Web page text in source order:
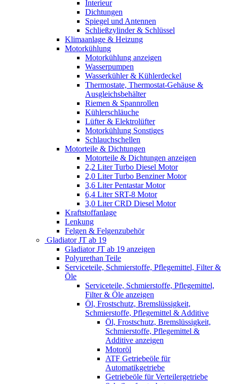
Interieur
Dichtungen
Spiegel und Antennen
Schließzylinder & Schlüssel
Klimaanlage & Heizung
Motorkühlung
Motorkühlung anzeigen
Wasserpumpen
Wasserkühler & Kühlerdeckel
Thermostate, Thermostat-Gehäuse &
Ausgleichsbehälter
Riemen & Spannrollen
Kühlerschläuche
Lüfter & Elektrolüfter
Motorkühlung Sonstiges
Schlauchschellen
Motorteile & Dichtungen
Motorteile & Dichtungen anzeigen
2,2 Liter Turbo Diesel Motor
2,0 Liter Turbo Benziner Motor
3,6 Liter Pentastar Motor
6,4 Liter SRT-8 Motor
3,0 Liter CRD Diesel Motor
Kraftstoffanlage
Lenkung
Felgen & Felgenzubehör
Gladiator JT ab 19
Gladiator JT ab 19 anzeigen
Polyurethan Teile
Serviceteile, Schmierstoffe, Pflegemittel, Filter &
Öle
Serviceteile, Schmierstoffe, Pflegemittel,
Filter & Öle anzeigen
Öl, Frostschutz, Bremslüssigkeit,
Schmierstoffe, Pflegemittel & Additive
Öl, Frostschutz, Bremslüssigkeit,
Schmierstoffe, Pflegemittel &
Additive anzeigen
Motoröl
ATF Getriebeöle für
Automatikgetriebe
Getriebeöle für Verteilergetriebe